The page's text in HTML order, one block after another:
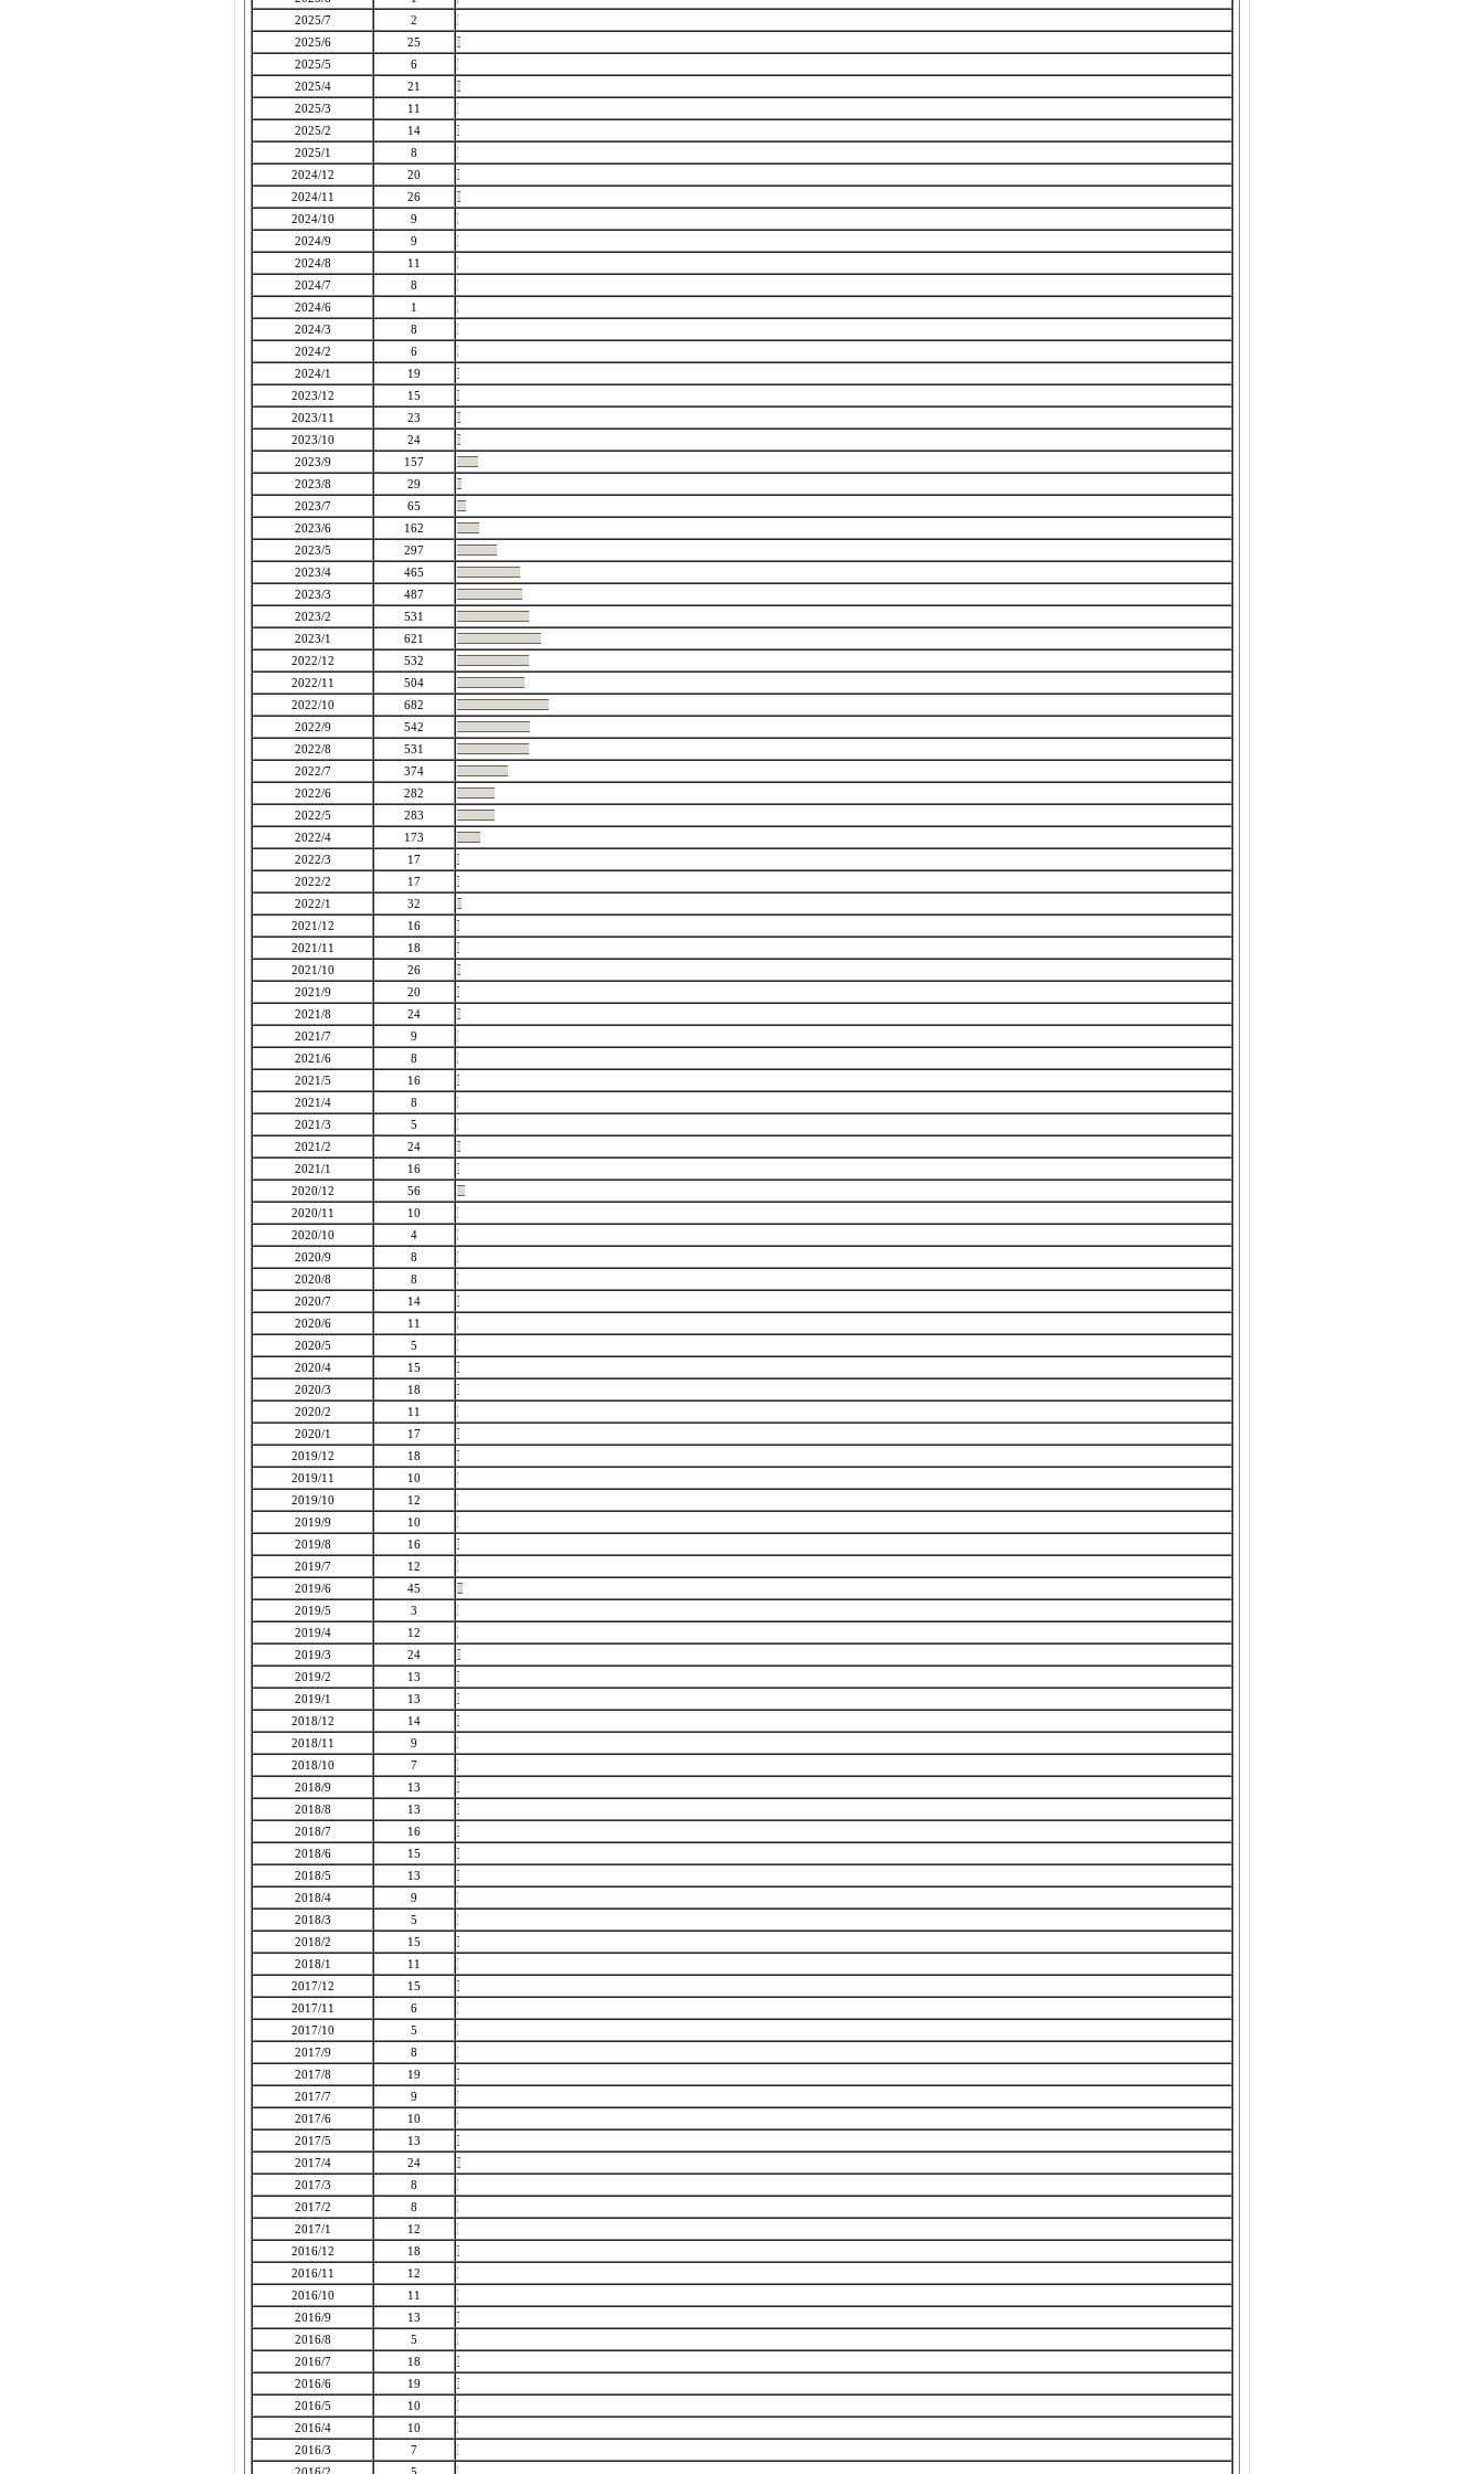
2025/7
2
2025/6
25
2025/5
6
2025/4
21
2025/3
11
2025/2
14
2025/1
8
2024/12
20
2024/11
26
2024/10
9
2024/9
9
2024/8
11
2024/7
8
2024/6
1
2024/3
8
2024/2
6
2024/1
19
2023/12
15
2023/11
23
2023/10
24
2023/9
157
2023/8
29
2023/7
65
2023/6
162
2023/5
297
2023/4
465
2023/3
487
2023/2
531
2023/1
621
2022/12
532
2022/11
504
2022/10
682
2022/9
542
2022/8
531
2022/7
374
2022/6
282
2022/5
283
2022/4
173
2022/3
17
2022/2
17
2022/1
32
2021/12
16
2021/11
18
2021/10
26
2021/9
20
2021/8
24
2021/7
9
2021/6
8
2021/5
16
2021/4
8
2021/3
5
2021/2
24
2021/1
16
2020/12
56
2020/11
10
2020/10
4
2020/9
8
2020/8
8
2020/7
14
2020/6
11
2020/5
5
2020/4
15
2020/3
18
2020/2
11
2020/1
17
2019/12
18
2019/11
10
2019/10
12
2019/9
10
2019/8
16
2019/7
12
2019/6
45
2019/5
3
2019/4
12
2019/3
24
2019/2
13
2019/1
13
2018/12
14
2018/11
9
2018/10
7
2018/9
13
2018/8
13
2018/7
16
2018/6
15
2018/5
13
2018/4
9
2018/3
5
2018/2
15
2018/1
11
2017/12
15
2017/11
6
2017/10
5
2017/9
8
2017/8
19
2017/7
9
2017/6
10
2017/5
13
2017/4
24
2017/3
8
2017/2
8
2017/1
12
2016/12
18
2016/11
12
2016/10
11
2016/9
13
2016/8
5
2016/7
18
2016/6
19
2016/5
10
2016/4
10
2016/3
7